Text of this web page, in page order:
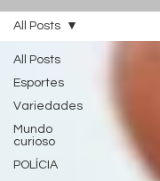
All Posts
Esportes
Variedades
Mundo
curioso
POLÍCIA
All Posts